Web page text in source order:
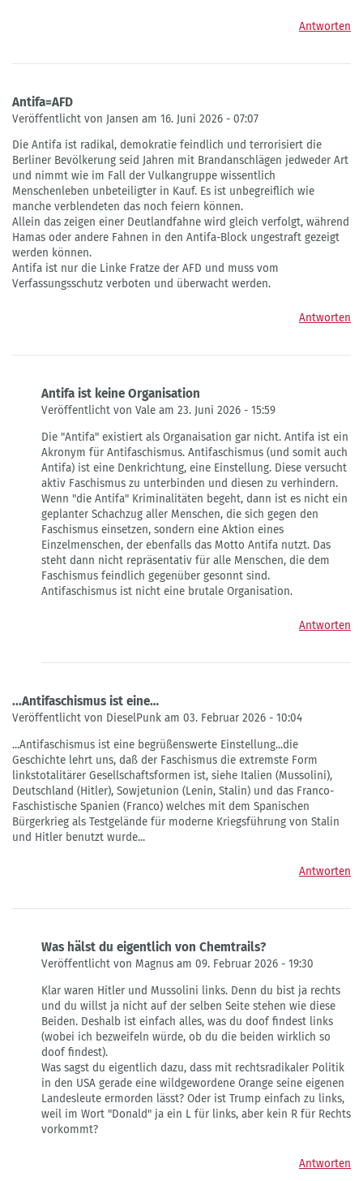
Antworten
Antifa=AFD
Veröffentlicht von Jansen am 16. Juni 2026 - 07:07
Die Antifa ist radikal, demokratie feindlich und terrorisiert die
Berliner Bevölkerung seid Jahren mit Brandanschlägen jedweder Art
und nimmt wie im Fall der Vulkangruppe wissentlich
Menschenleben unbeteiligter in Kauf. Es ist unbegreiflich wie
manche verblendeten das noch feiern können.
Allein das zeigen einer Deutlandfahne wird gleich verfolgt, während
Hamas oder andere Fahnen in den Antifa-Block ungestraft gezeigt
werden können.
Antifa ist nur die Linke Fratze der AFD und muss vom
Verfassungsschutz verboten und überwacht werden.
Antworten
Antifa ist keine Organisation
Veröffentlicht von Vale am 23. Juni 2026 - 15:59
auf
Antifa=AFD
von
Jansen
Die "Antifa" existiert als Organaisation gar nicht. Antifa ist ein
Akronym für Antifaschismus. Antifaschismus (und somit auch
Antifa) ist eine Denkrichtung, eine Einstellung. Diese versucht
aktiv Faschismus zu unterbinden und diesen zu verhindern.
Wenn "die Antifa" Kriminalitäten begeht, dann ist es nicht ein
geplanter Schachzug aller Menschen, die sich gegen den
Faschismus einsetzen, sondern eine Aktion eines
Einzelmenschen, der ebenfalls das Motto Antifa nutzt. Das
steht dann nicht repräsentativ für alle Menschen, die dem
Faschismus feindlich gegenüber gesonnt sind.
Antifaschismus ist nicht eine brutale Organisation.
Antworten
...Antifaschismus ist eine…
Veröffentlicht von DieselPunk am 03. Februar 2026 - 10:04
...Antifaschismus ist eine begrüßenswerte Einstellung...die
Geschichte lehrt uns, daß der Faschismus die extremste Form
linkstotalitärer Gesellschaftsformen ist, siehe Italien (Mussolini),
Deutschland (Hitler), Sowjetunion (Lenin, Stalin) und das Franco-
Faschistische Spanien (Franco) welches mit dem Spanischen
Bürgerkrieg als Testgelände für moderne Kriegsführung von Stalin
und Hitler benutzt wurde...
Antworten
Was hälst du eigentlich von Chemtrails?
Veröffentlicht von Magnus am 09. Februar 2026 - 19:30
auf
...Antifaschismus
ist
eine…
von
DieselPunk
Klar waren Hitler und Mussolini links. Denn du bist ja rechts
und du willst ja nicht auf der selben Seite stehen wie diese
Beiden. Deshalb ist einfach alles, was du doof findest links
(wobei ich bezweifeln würde, ob du die beiden wirklich so
doof findest).
Was sagst du eigentlich dazu, dass mit rechtsradikaler Politik
in den USA gerade eine wildgewordene Orange seine eigenen
Landesleute ermorden lässt? Oder ist Trump einfach zu links,
weil im Wort "Donald" ja ein L für links, aber kein R für Rechts
vorkommt?
Antworten